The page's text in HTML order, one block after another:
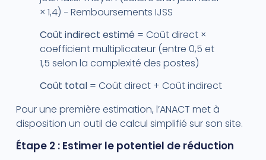
× 1,4) − Remboursements IJSS
Coût indirect estimé= Coût direct ×
coefficient multiplicateur (entre 0,5 et
1,5 selon la complexité des postes)
Coût total= Coût direct + Coût indirect
Pour une première estimation, l’ANACT met à
disposition un outil de calcul simplifié sur son site.
Étape 2 : Estimer le potentiel de réduction